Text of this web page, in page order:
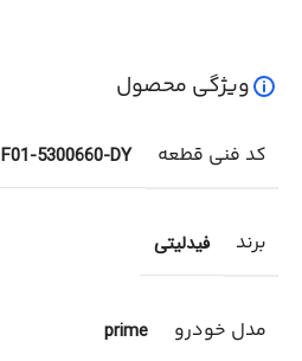
ویژگی محصول
کد فنی قطعه F01-5300660-DY
برند فیدلیتی
مدل خودرو prime